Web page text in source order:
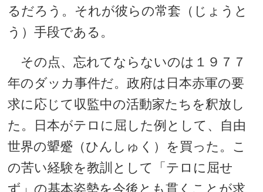
るだろう。それが彼らの常套（じょうと
う）手段である。
その点、忘れてならないのは１９７７
年のダッカ事件だ。政府は日本赤軍の要
求に応じて収監中の活動家たちを釈放し
た。日本がテロに屈した例として、自由
世界の顰蹙（ひんしゅく）を買った。こ
の苦い経験を教訓として「テロに屈せ
ず」の基本姿勢を今後とも貫くことが求